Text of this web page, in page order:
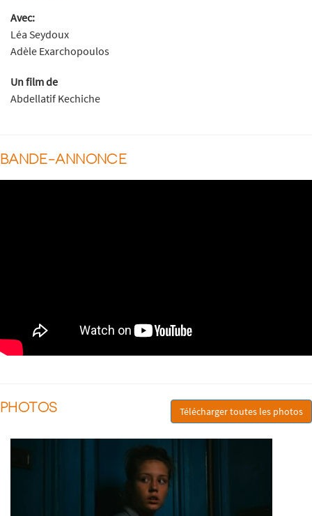
Avec:
Léa Seydoux
Adèle Exarchopoulos
Un film de
Abdellatif Kechiche
BANDE-ANNONCE
PHOTOS Télécharger toutes les photos